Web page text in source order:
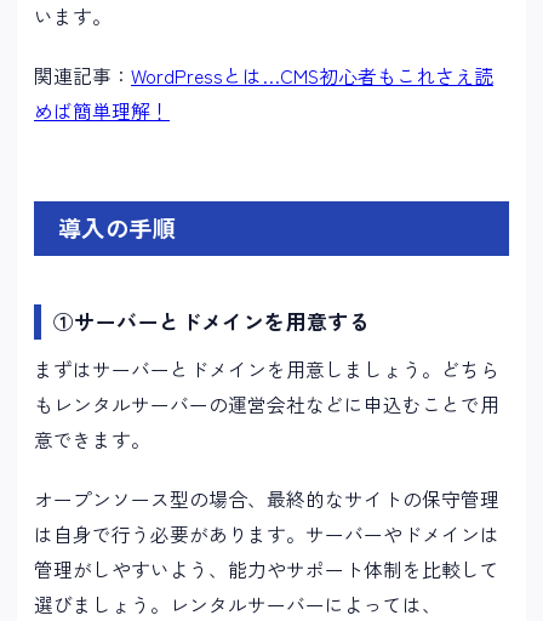
います。
関連記事： WordPressとは…CMS初心者もこれさえ読
めば簡単理解！
導入の手順
①サーバーとドメインを用意する
まずはサーバーとドメインを用意しましょう。どちら
もレンタルサーバーの運営会社などに申込むことで用
意できます。
オープンソース型の場合、最終的なサイトの保守管理
は自身で行う必要があります。サーバーやドメインは
管理がしやすいよう、能力やサポート体制を比較して
選びましょう。レンタルサーバーによっては、